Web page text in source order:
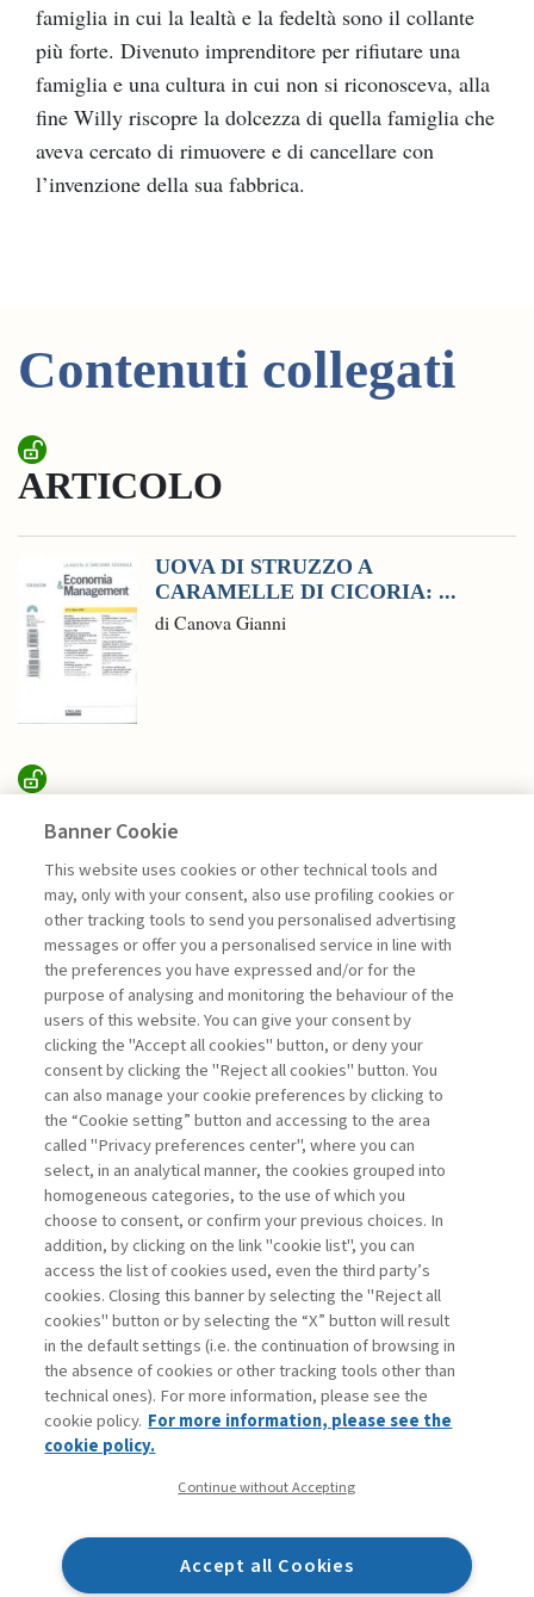
famiglia in cui la lealtà e la fedeltà sono il collante
più forte. Divenuto imprenditore per rifiutare una
famiglia e una cultura in cui non si riconosceva, alla
fine Willy riscopre la dolcezza di quella famiglia che
aveva cercato di rimuovere e di cancellare con
l’invenzione della sua fabbrica.
Contenuti collegati
ARTICOLO
UOVA DI STRUZZO A
CARAMELLE DI CICORIA: ...
di Canova Gianni
SUSTAINABILITY
RICERCA, CONDIVISIONE E
IMPATTO PER ...
di Sylvie Goulard, Francesco Perrini, Stefano
Pogutz
La consultazione dei libri è riservata esclusivamente
agli abbonati Premium
Legenda: Accedi Per registrati Per abbonati
Contatti
Abbonamenti
Archivio rubriche
Privacy
Dichiarazione di accessibilità
Mappa del sito
Banner Cookie
This website uses cookies or other technical tools and
may, only with your consent, also use profiling cookies or
other tracking tools to send you personalised advertising
messages or offer you a personalised service in line with
the preferences you have expressed and/or for the
purpose of analysing and monitoring the behaviour of the
users of this website. You can give your consent by
clicking the "Accept all cookies" button, or deny your
consent by clicking the "Reject all cookies" button. You
can also manage your cookie preferences by clicking to
the “Cookie setting” button and accessing to the area
called "Privacy preferences center", where you can
select, in an analytical manner, the cookies grouped into
homogeneous categories, to the use of which you
choose to consent, or confirm your previous choices. In
addition, by clicking on the link "cookie list", you can
access the list of cookies used, even the third party’s
cookies. Closing this banner by selecting the "Reject all
cookies" button or by selecting the “X” button will result
in the default settings (i.e. the continuation of browsing in
the absence of cookies or other tracking tools other than
technical ones). For more information, please see the
cookie policy. For more information, please see the
cookie policy.
Continue without Accepting
Accept all Cookies